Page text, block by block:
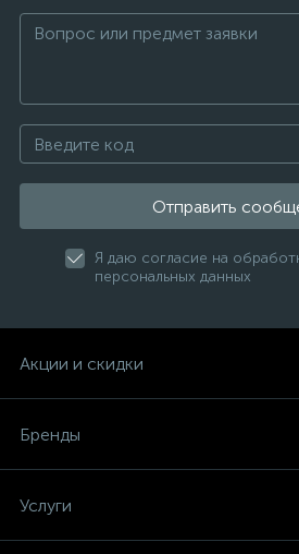
Отправить
Я даю согласие на
персональных данных
Акции и скидки
Бренды
Услуги